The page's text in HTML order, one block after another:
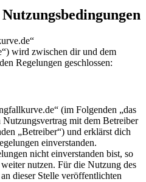
wird zwischen dir und dem
Regelungen geschlossen:
(im Folgenden „das
mit dem Betreiber
„Betreiber“) und erklärst dich
einverstanden.
nicht einverstanden bist, so
nutzen. Für die Nutzung des
dieser Stelle veröffentlichten